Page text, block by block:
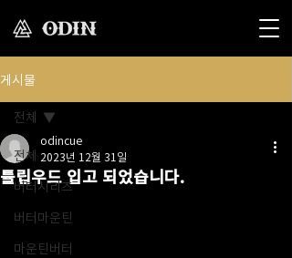
게시물
전체
버터시리즈
버터마운틴
마운틴버터
전체
튤립우드 입고 되었습니다.
odincue
2023년 12월 31일